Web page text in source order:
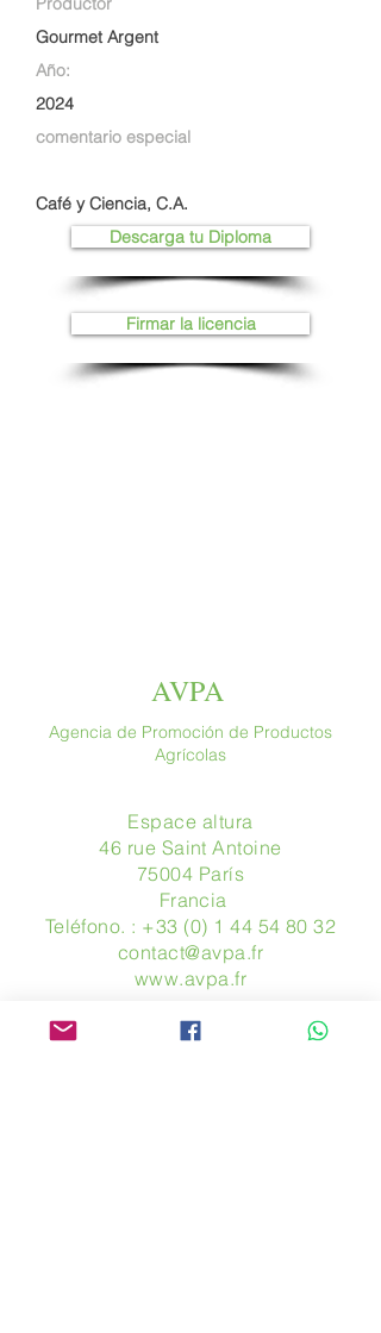
Gourmet Argent
Año:
2024
comentario especial
Café y Ciencia, C.A.
Descarga tu Diploma
Firmar la licencia
AVPA
Agencia de Promoción de Productos
Agrícolas
Espace altura
46 rue Saint Antoine
75004 París
​ Francia
Teléfono. : +33 (0) 1 44 54 80 32
contact@avpa.fr
www.avpa.fr